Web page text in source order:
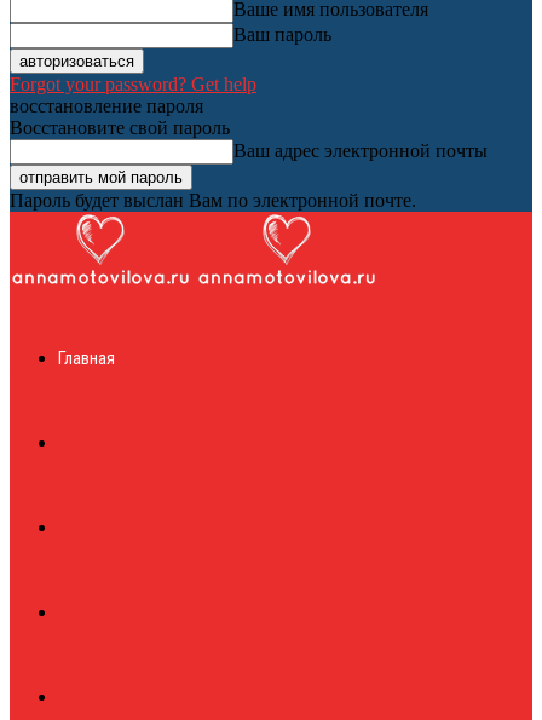
Ваше имя пользователя
Ваш пароль
Forgot your password? Get help
восстановление пароля
Восстановите свой пароль
Ваш адрес электронной почты
Пароль будет выслан Вам по электронной почте.
журналГлавная